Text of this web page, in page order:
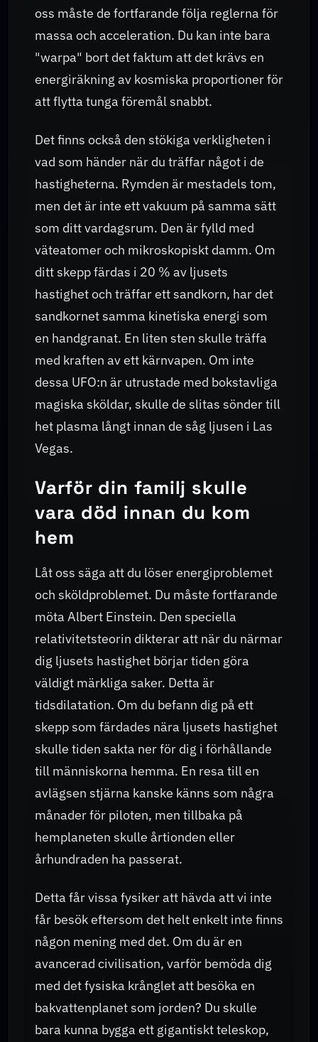
oss måste de fortfarande följa reglerna för
massa och acceleration. Du kan inte bara
"warpa" bort det faktum att det krävs en
energiräkning av kosmiska proportioner för
att flytta tunga föremål snabbt.
Det finns också den stökiga verkligheten i
vad som händer när du träffar något i de
hastigheterna. Rymden är mestadels tom,
men det är inte ett vakuum på samma sätt
som ditt vardagsrum. Den är fylld med
väteatomer och mikroskopiskt damm. Om
ditt skepp färdas i 20 % av ljusets
hastighet och träffar ett sandkorn, har det
sandkornet samma kinetiska energi som
en handgranat. En liten sten skulle träffa
med kraften av ett kärnvapen. Om inte
dessa UFO:n är utrustade med bokstavliga
magiska sköldar, skulle de slitas sönder till
het plasma långt innan de såg ljusen i Las
Vegas.
Varför din familj skulle
vara död innan du kom
hem
Låt oss säga att du löser energiproblemet
och sköldproblemet. Du måste fortfarande
möta Albert Einstein. Den speciella
relativitetsteorin dikterar att när du närmar
dig ljusets hastighet börjar tiden göra
väldigt märkliga saker. Detta är
tidsdilatation. Om du befann dig på ett
skepp som färdades nära ljusets hastighet
skulle tiden sakta ner för dig i förhållande
till människorna hemma. En resa till en
avlägsen stjärna kanske känns som några
månader för piloten, men tillbaka på
hemplaneten skulle årtionden eller
århundraden ha passerat.
Detta får vissa fysiker att hävda att vi inte
får besök eftersom det helt enkelt inte finns
någon mening med det. Om du är en
avancerad civilisation, varför bemöda dig
med det fysiska krånglet att besöka en
bakvattenplanet som jorden? Du skulle
bara kunna bygga ett gigantiskt teleskop,